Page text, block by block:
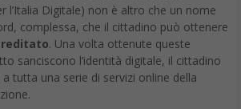
l’Italia Digitale) non è altro che un nome
complessa, che il cittadino può ottenere
. Una volta ottenute queste
sanciscono l’identità digitale, il cittadino
tutta una serie di servizi online della